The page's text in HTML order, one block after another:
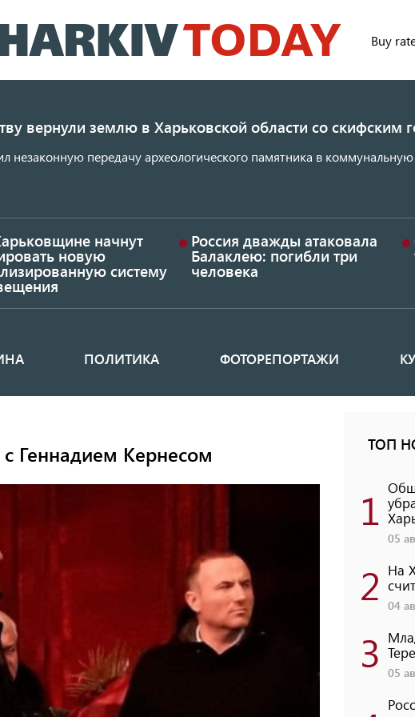
к
основному
Buy
вернули землю в Харьковской области со скифским
незаконную передачу археологического памятника в коммунальную
начнут
новую
систему
Россия дважды атаковала
Балаклею: погибли три
человека
ПОЛИТИКА ФОТОРЕПОРТАЖИ
Геннадием Кернесом ТОП
1
05
2 На
04
3 05